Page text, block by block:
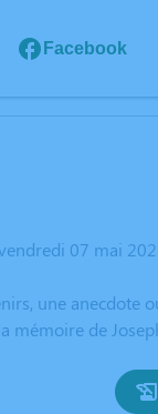
Facebook
07 mai
une anecdote
de